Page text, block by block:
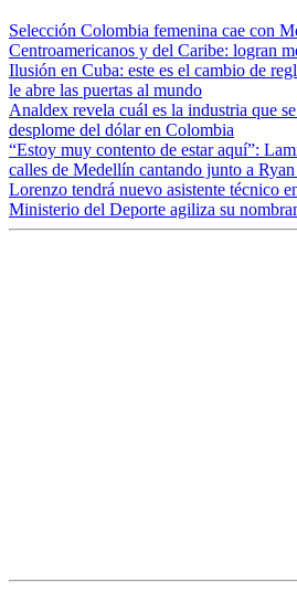
Selección Colombia femenina cae con
Centroamericanos y del Caribe: logran
Ilusión en Cuba: este es el cambio de
le abre las puertas al mundo
Analdex revela cuál es la industria que
desplome del dólar en Colombia
“Estoy muy contento de estar aquí”:
calles de Medellín cantando junto a
Lorenzo tendrá nuevo asistente técnico
Ministerio del Deporte agiliza su